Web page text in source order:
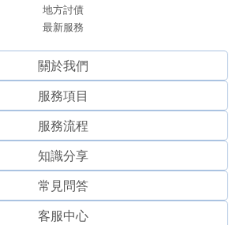
地方討債
最新服務
關於我們
服務項⽬
服務流程
知識分享
常見問答
客服中心